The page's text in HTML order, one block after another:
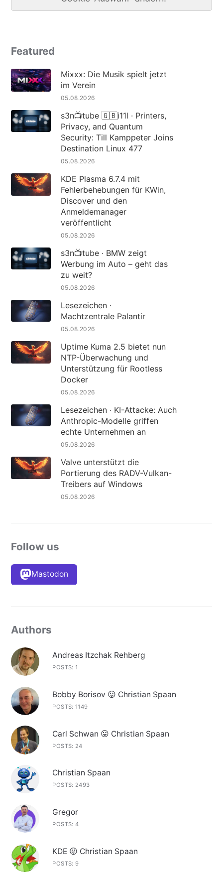
Featured
Mixxx: Die Musik spielt jetzt
im Verein
05.08.2026
s3n📺tube 🇬🇧i11l · Printers,
Privacy, and Quantum
Security: Till Kamppeter Joins
Destination Linux 477
05.08.2026
KDE Plasma 6.7.4 mit
Fehlerbehebungen für KWin,
Discover und den
Anmeldemanager
veröffentlicht
05.08.2026
s3n📺tube · BMW zeigt
Werbung im Auto – geht das
zu weit?
05.08.2026
Lesezeichen ·
Machtzentrale Palantir
05.08.2026
Uptime Kuma 2.5 bietet nun
NTP-Überwachung und
Unterstützung für Rootless
Docker
05.08.2026
Lesezeichen · KI-Attacke: Auch
Anthropic-Modelle griffen
echte Unternehmen an
05.08.2026
Valve unterstützt die
Portierung des RADV-Vulkan-
Treibers auf Windows
05.08.2026
Follow us
Mastodon
Authors
Andreas Itzchak Rehberg
POSTS: 1
Bobby Borisov 😛 Christian Spaan
POSTS: 1149
Carl Schwan 😛 Christian Spaan
POSTS: 24
Christian Spaan
POSTS: 2493
Gregor
POSTS: 4
KDE 😛 Christian Spaan
POSTS: 9